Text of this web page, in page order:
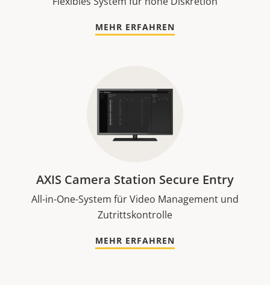
MEHR ERFAHREN
AXIS Camera Station Secure Entry
All-in-One-System für Video Management und
Zutrittskontrolle
MEHR ERFAHREN